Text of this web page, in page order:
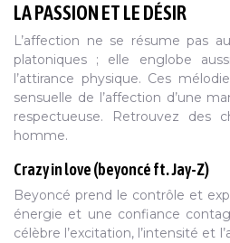
LA PASSION ET LE DÉSIR
L’affection ne se résume pas
platoniques ; elle englobe
l’attirance physique. Ces
sensuelle de l’affection d’une
respectueuse. Retrouvez des
homme.
Crazy in love (beyoncé ft. Jay-Z)
Beyoncé prend le contrôle et
énergie et une confiance
célèbre l’excitation, l’intensité et